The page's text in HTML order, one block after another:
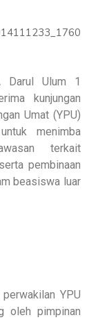
Darul Ulum 1
kunjungan
Umat (YPU)
menimba
terkait
pembinaan
beasiswa luar
YPU
oleh pimpinan